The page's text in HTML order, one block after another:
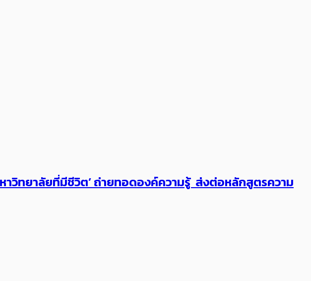
วิทยาลัยที่มีชีวิต’ ถ่ายทอดองค์ความรู้ ส่งต่อหลักสูตรความ